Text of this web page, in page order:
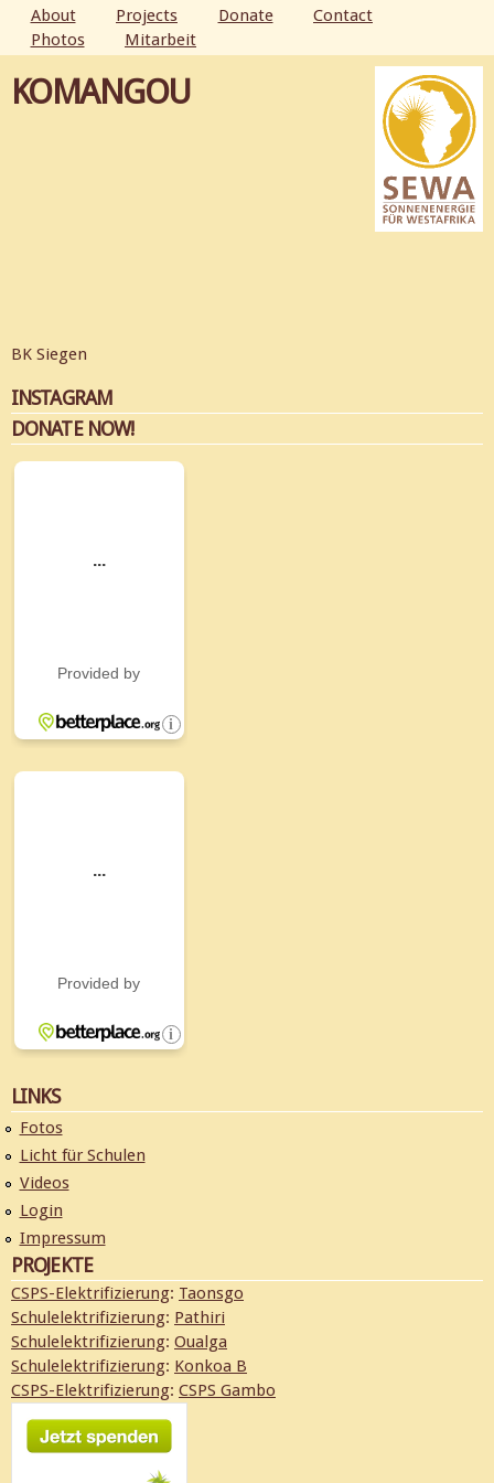
Skip to
main
content
MAIN MENU
About Projects Donate
Contact
Photos
Mitarbeit
KOMANGOU
BK Siegen
INSTAGRAM
DONATE NOW!
LINKS
Fotos
Licht für Schulen
Videos
Login
Impressum
PROJEKTE
CSPS-Elektrifizierung: Taonsgo
Schulelektrifizierung: Pathiri
Schulelektrifizierung: Oualga
Schulelektrifizierung: Konkoa B
CSPS-Elektrifizierung: CSPS Gambo